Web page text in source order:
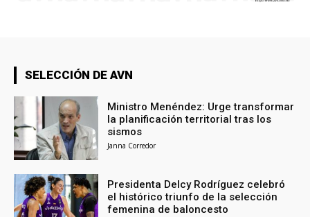
SELECCIÓN DE AVN
Ministro Menéndez: Urge transformar
la planificación territorial tras los
sismos
Janna Corredor
Presidenta Delcy Rodríguez celebró
el histórico triunfo de la selección
femenina de baloncesto